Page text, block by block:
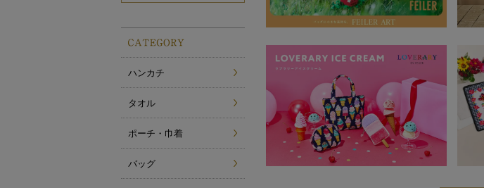
ハンカチ
タオル
ポーチ・巾着
バッグ